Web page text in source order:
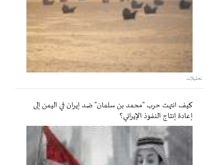
تحليلات
كيف انتهت حرب "محمد بن سلمان" ضد إيران في اليمن إلى
إعادة إنتاج النفوذ الإيراني؟